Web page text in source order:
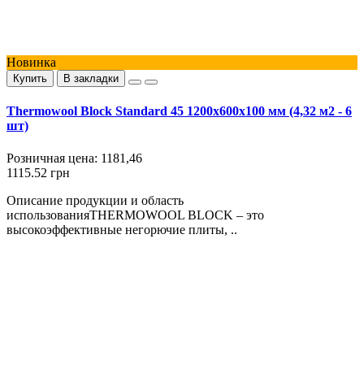
Новинка
Купить В закладки
Thermowool Block Standard 45 1200x600x100 мм (4,32 м2 - 6
шт)
Розничная цена: 1181,46
1115.52 грн
Описание продукции и область
использованияTHERMOWOOL BLOCK – это
высокоэффективные негорючие плиты, ..